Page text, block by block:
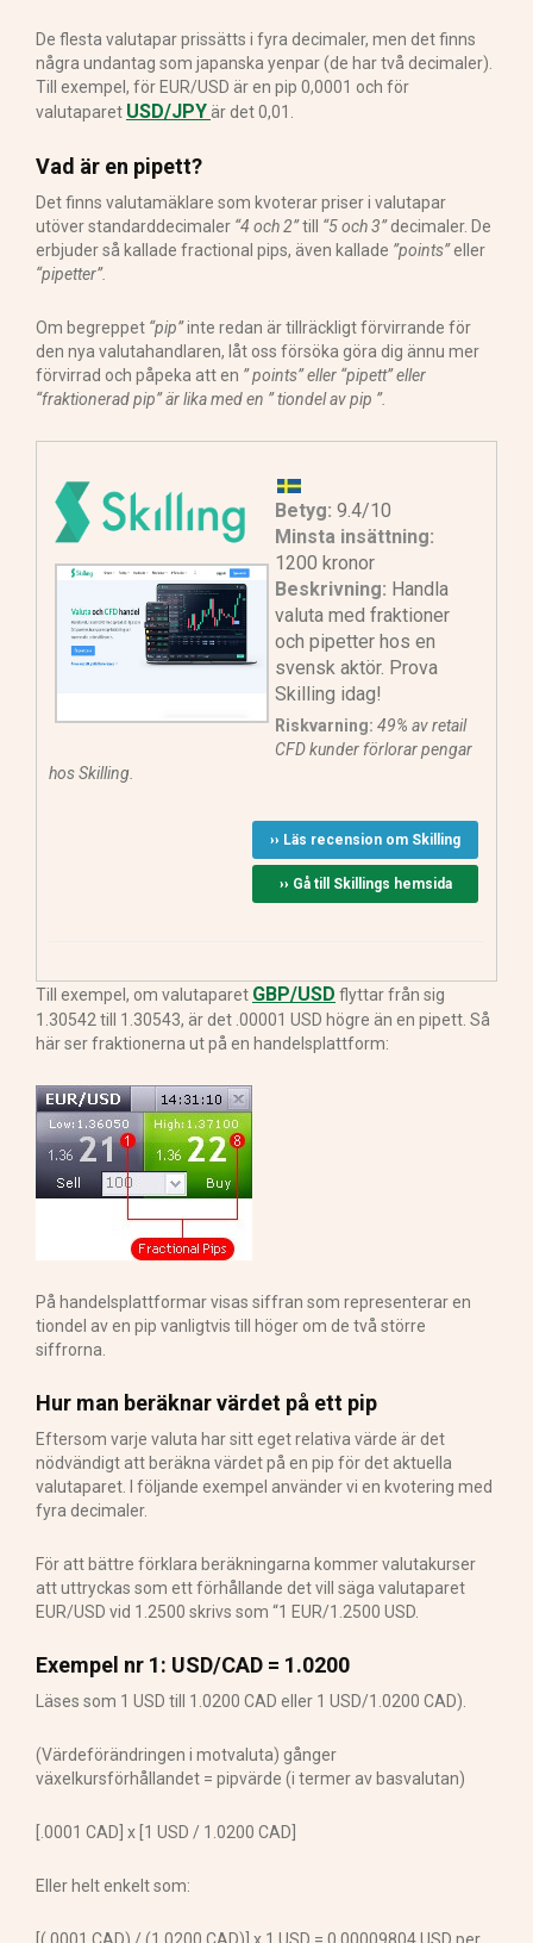
De flesta valutapar prissätts i fyra decimaler, men det finns
några undantag som japanska yenpar (de har två decimaler).
Till exempel, för EUR/USD är en pip 0,0001 och för
valutaparet USD/JPYär det 0,01.
Vad är en pipett?
Det finns valutamäklare som kvoterar priser i valutapar
utöver standarddecimaler “4 och 2”till “5 och 3”decimaler. De
erbjuder så kallade fractional pips, även kallade ”points”eller
“pipetter”.
Om begreppet “pip”inte redan är tillräckligt förvirrande för
den nya valutahandlaren, låt oss försöka göra dig ännu mer
förvirrad och påpeka att en ” points” eller “pipett” eller
“fraktionerad pip” är lika med en ” tiondel av pip ”.
Betyg: 9.4/10
Minsta insättning:
1200 kronor
Beskrivning: Handla
valuta med fraktioner
och pipetter hos en
svensk aktör. Prova
Skilling idag!
Riskvarning: 49% av retail
CFD kunder förlorar pengar
hos Skilling.
›› Läs recension om Skilling
›› Gå till Skillings hemsida
Till exempel, om valutaparet GBP/USD flyttar från sig
1.30542 till 1.30543, är det .00001 USD högre än en pipett. Så
här ser fraktionerna ut på en handelsplattform:
På handelsplattformar visas siffran som representerar en
tiondel av en pip vanligtvis till höger om de två större
siffrorna.
Hur man beräknar värdet på ett pip
Eftersom varje valuta har sitt eget relativa värde är det
nödvändigt att beräkna värdet på en pip för det aktuella
valutaparet. I följande exempel använder vi en kvotering med
fyra decimaler.
För att bättre förklara beräkningarna kommer valutakurser
att uttryckas som ett förhållande det vill säga valutaparet
EUR/USD vid 1.2500 skrivs som “1 EUR/1.2500 USD.
Exempel nr 1: USD/CAD = 1.0200
Läses som 1 USD till 1.0200 CAD eller 1 USD/1.0200 CAD).
(Värdeförändringen i motvaluta) gånger
växelkursförhållandet = pipvärde (i termer av basvalutan)
[.0001 CAD] x [1 USD / 1.0200 CAD]
Eller helt enkelt som: